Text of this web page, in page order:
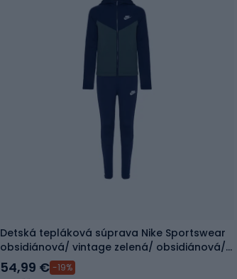
Detská tepláková súprava Nike Sportswear
obsidiánová/ vintage zelená/ obsidiánová/
biela
54,99 € -19%